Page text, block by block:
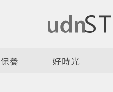
養 好時光